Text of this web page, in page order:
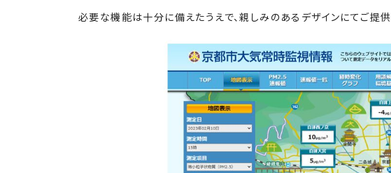
必要な機能は十分に備えたうえで、親しみのあるデザインにてご提供